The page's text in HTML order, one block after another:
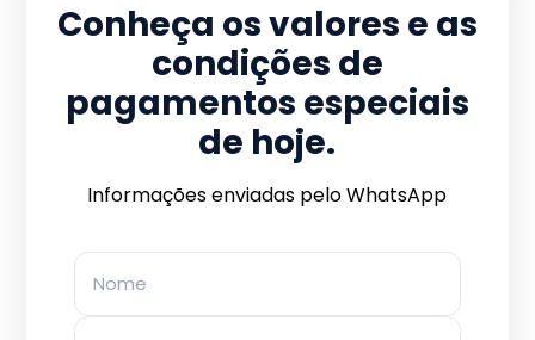
Conheça os valores e as
condições de
pagamentos especiais
de hoje.
Informações enviadas pelo WhatsApp